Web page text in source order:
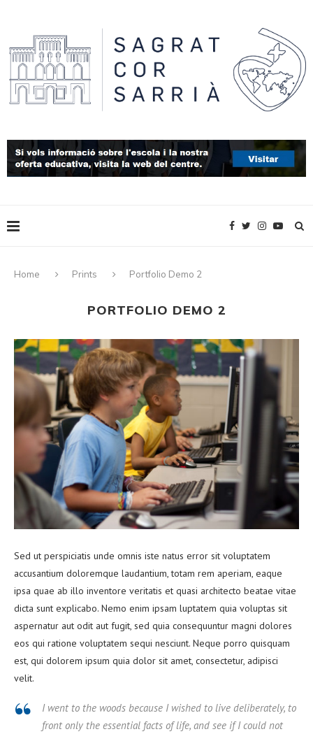
Home Prints Portfolio Demo 2
PORTFOLIO DEMO 2
Sed ut perspiciatis unde omnis iste natus error sit voluptatem
accusantium doloremque laudantium, totam rem aperiam, eaque
ipsa quae ab illo inventore veritatis et quasi architecto beatae vitae
dicta sunt explicabo. Nemo enim ipsam luptatem quia voluptas sit
aspernatur aut odit aut fugit, sed quia consequuntur magni dolores
eos qui ratione voluptatem sequi nesciunt. Neque porro quisquam
est, qui dolorem ipsum quia dolor sit amet, consectetur, adipisci
velit.
I went to the woods because I wished to live deliberately, to
front only the essential facts of life, and see if I could not